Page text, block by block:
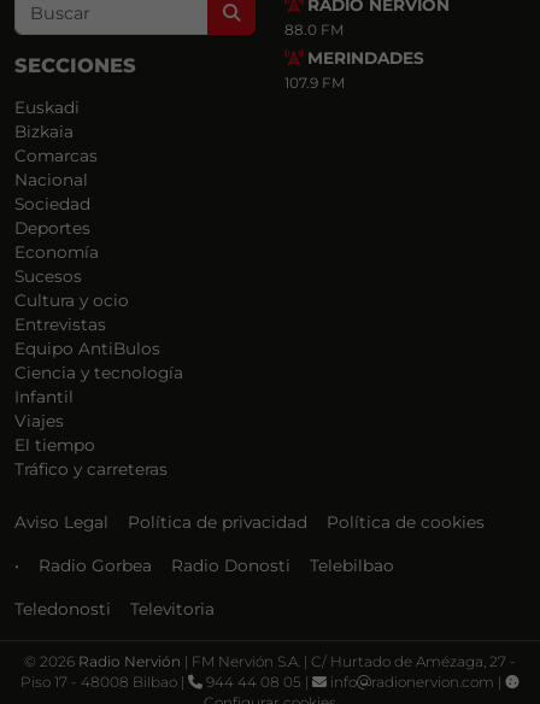
Search
SECCIONES
Euskadi
Bizkaia
Comarcas
Nacional
Sociedad
Deportes
Economía
Sucesos
Cultura y ocio
Entrevistas
Equipo AntiBulos
Ciencia y tecnología
Infantil
Viajes
El tiempo
Tráfico y carreteras
RADIO NERVIÓN
88.0 FM
MERINDADES
107.9 FM
Aviso Legal Política de privacidad Política de cookies
• Radio Gorbea Radio Donosti Telebilbao
Teledonosti Televitoria
© 2026 Radio Nervión | FM Nervión S.A. | C/ Hurtado de Amézaga, 27 -
Piso 17 - 48008 Bilbao |
944 44 08 05 | info
radionervion.com |